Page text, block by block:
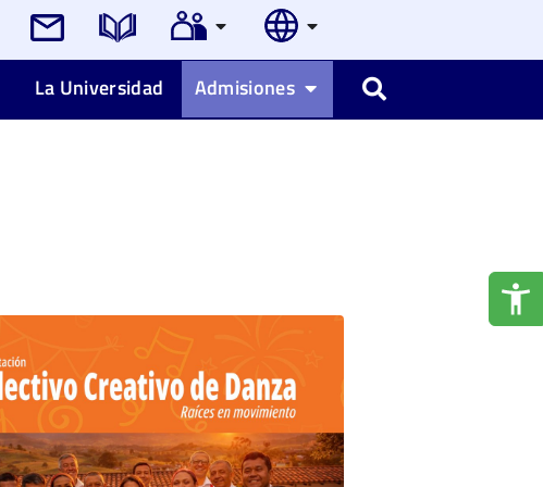
La Universidad Admisiones Buscar